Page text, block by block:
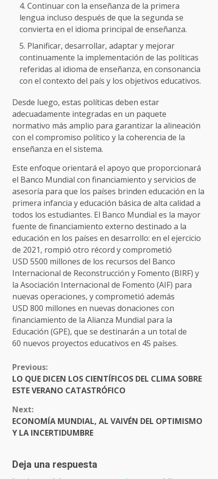
Continuar con la enseñanza de la primera
lengua incluso después de que la segunda se
convierta en el idioma principal de enseñanza.
Planificar, desarrollar, adaptar y mejorar
continuamente la implementación de las políticas
referidas al idioma de enseñanza, en consonancia
con el contexto del país y los objetivos educativos.
Desde luego, estas políticas deben estar
adecuadamente integradas en un paquete
normativo más amplio para garantizar la alineación
con el compromiso político y la coherencia de la
enseñanza en el sistema.
Este enfoque orientará el apoyo que proporcionará
el Banco Mundial con financiamiento y servicios de
asesoría para que los países brinden educación en la
primera infancia y educación básica de alta calidad a
todos los estudiantes. El Banco Mundial es la mayor
fuente de financiamiento externo destinado a la
educación en los países en desarrollo: en el ejercicio
de 2021, rompió otro récord y comprometió
USD 5500 millones de los recursos del Banco
Internacional de Reconstrucción y Fomento (BIRF) y
la Asociación Internacional de Fomento (AIF) para
nuevas operaciones, y comprometió además
USD 800 millones en nuevas donaciones con
financiamiento de la Alianza Mundial para la
Educación (GPE), que se destinarán a un total de
60 nuevos proyectos educativos en 45 países.
CONTINUE
READING
Previous:
LO QUE DICEN LOS CIENTÍFICOS DEL CLIMA SOBRE
ESTE VERANO CATASTRÓFICO
Next:
ECONOMÍA MUNDIAL, AL VAIVÉN DEL OPTIMISMO
Y LA INCERTIDUMBRE
Deja una respuesta